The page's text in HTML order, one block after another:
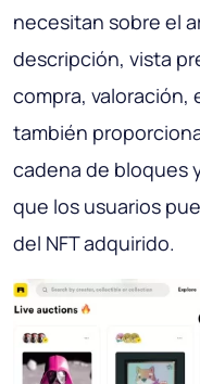
necesitan sobre el
descripción, vista
compra, valoración,
también
cadena de bloques
que los usuarios
del NFT adquirido.